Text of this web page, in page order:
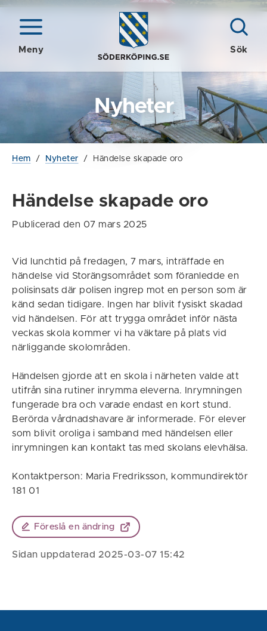
Meny Sök
Nyheter
Hem / Nyheter / Händelse skapade oro
Händelse skapade oro
Publicerad den 07 mars 2025
Vid lunchtid på fredagen, 7 mars, inträffade en
händelse vid Storängsområdet som föranledde en
polisinsats där polisen ingrep mot en person som är
känd sedan tidigare. Ingen har blivit fysiskt skadad
vid händelsen. För att trygga området inför nästa
veckas skola kommer vi ha väktare på plats vid
närliggande skolområden.
Händelsen gjorde att en skola i närheten valde att
utifrån sina rutiner inrymma eleverna. Inrymningen
fungerade bra och varade endast en kort stund.
Berörda vårdnadshavare är informerade. För elever
som blivit oroliga i samband med händelsen eller
inrymningen kan kontakt tas med skolans elevhälsa.
Kontaktperson: Maria Fredriksson, kommundirektör
181 01
Föreslå en ändring
Sidan uppdaterad 2025-03-07 15:42